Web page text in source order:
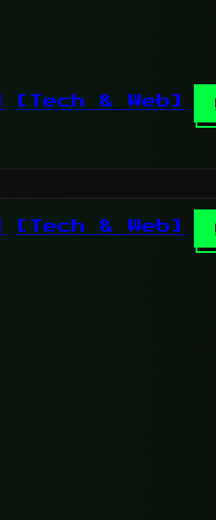
[Tech & Web]
[Tech & Web]